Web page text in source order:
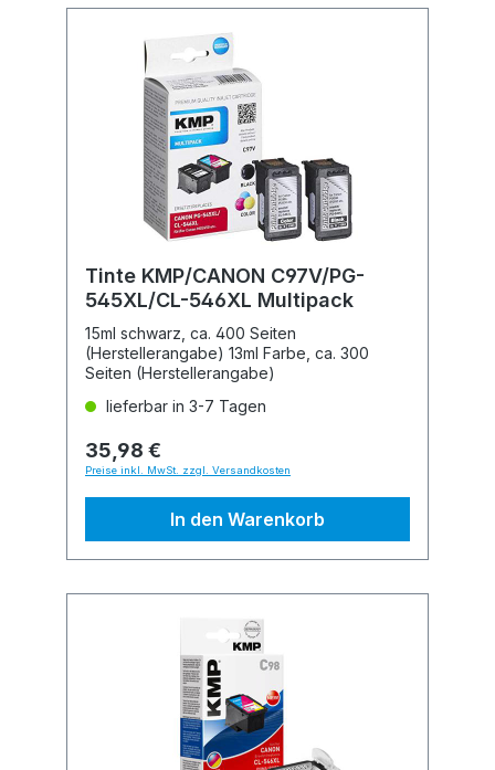
Tinte KMP/CANON C97V/PG-
545XL/CL-546XL Multipack
15ml schwarz, ca. 400 Seiten
(Herstellerangabe) 13ml Farbe, ca. 300
Seiten (Herstellerangabe)
lieferbar in 3-7 Tagen
35,98 €
Preise inkl. MwSt. zzgl. Versandkosten
In den Warenkorb